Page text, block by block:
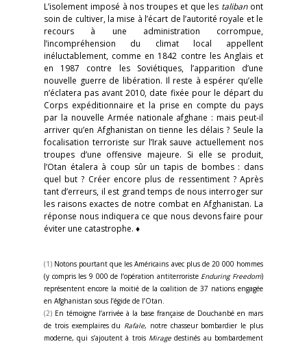
L’isolement imposé à nos troupes et que les taliban ont
soin de cultiver, la mise à l’écart de l’autorité royale et le
recours à une administration corrompue,
l’incompréhension du climat local appellent
inéluctablement, comme en 1842 contre les Anglais et
en 1987 contre les Soviétiques, l’apparition d’une
nouvelle guerre de libération. Il reste à espérer qu’elle
n’éclatera pas avant 2010, date fixée pour le départ du
Corps expéditionnaire et la prise en compte du pays
par la nouvelle Armée nationale afghane : mais peut-il
arriver qu’en Afghanistan on tienne les délais ? Seule la
focalisation terroriste sur l’Irak sauve actuellement nos
troupes d’une offensive majeure. Si elle se produit,
l’Otan étalera à coup sûr un tapis de bombes : dans
quel but ? Créer encore plus de ressentiment ? Après
tant d’erreurs, il est grand temps de nous interroger sur
les raisons exactes de notre combat en Afghanistan. La
réponse nous indiquera ce que nous devons faire pour
éviter une catastrophe. ♦
(1) Notons pourtant que les Américains avec plus de 20 000 hommes
(y compris les 9 000 de l’opération antiterroriste Enduring Freedom)
représentent encore la moitié de la coalition de 37 nations engagée
en Afghanistan sous l’égide de l’Otan.
(2) En témoigne l’arrivée à la base française de Douchanbé en mars
de trois exemplaires du Rafale, notre chasseur bombardier le plus
moderne, qui s’ajoutent à trois Miragedestinés au bombardement